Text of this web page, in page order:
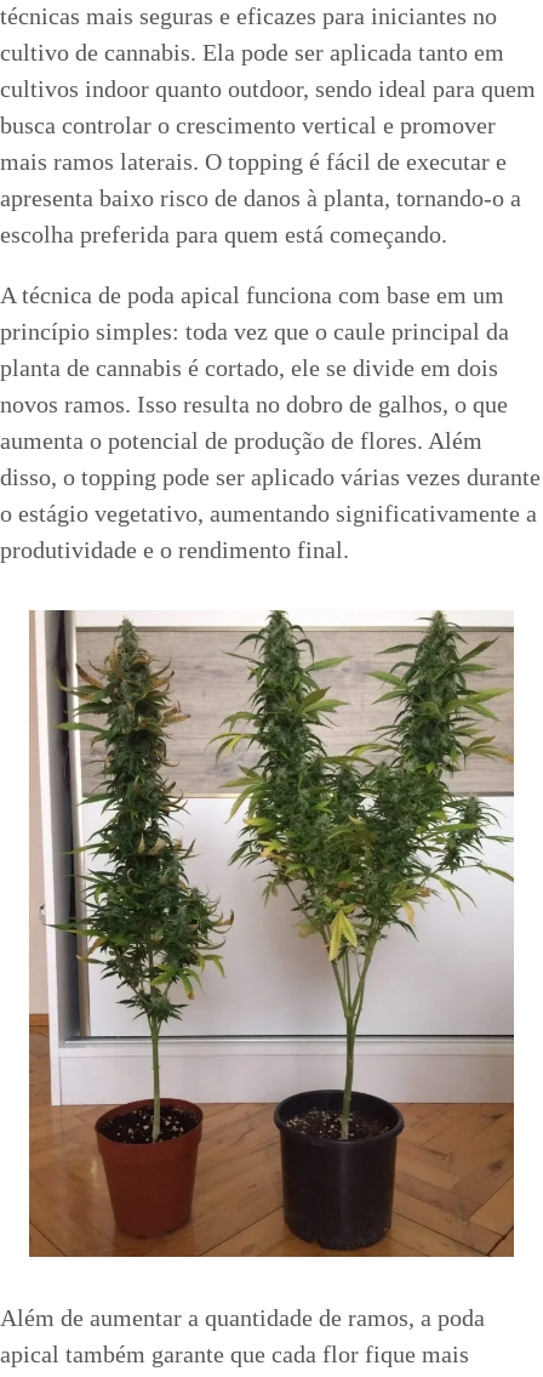
técnicas mais seguras e eficazes para iniciantes no
cultivo de cannabis. Ela pode ser aplicada tanto em
cultivos indoor quanto outdoor, sendo ideal para quem
busca controlar o crescimento vertical e promover
mais ramos laterais. O topping é fácil de executar e
apresenta baixo risco de danos à planta, tornando-o a
escolha preferida para quem está começando.
A técnica de poda apical funciona com base em um
princípio simples: toda vez que o caule principal da
planta de cannabis é cortado, ele se divide em dois
novos ramos. Isso resulta no dobro de galhos, o que
aumenta o potencial de produção de flores. Além
disso, o topping pode ser aplicado várias vezes durante
o estágio vegetativo, aumentando significativamente a
produtividade e o rendimento final.
Além de aumentar a quantidade de ramos, a poda
apical também garante que cada flor fique mais